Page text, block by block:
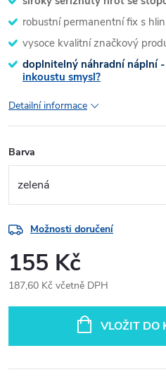
robustní permanentní fix s
vysoce kvalitní značkový
doplnitelný náhradní náplní -
inkoustu smysl?
Detailní informace
Barva
Možnosti doručení
155 Kč
187,60 Kč včetně DPH
VLOŽIT DO